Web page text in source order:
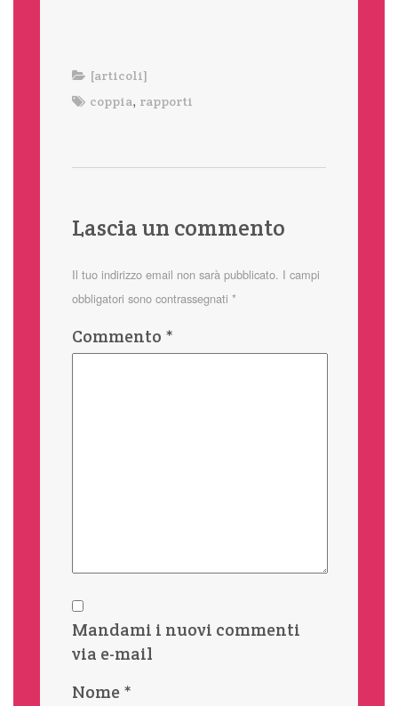
[articoli]
coppia, rapporti
Lascia un commento
Il tuo indirizzo email non sarà pubblicato. I campi
obbligatori sono contrassegnati *
Commento *
Mandami i nuovi commenti
via e-mail
Nome *